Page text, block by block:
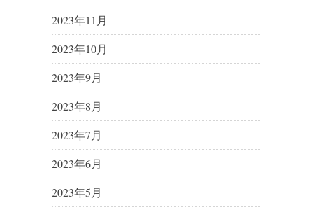
2023年11月
2023年10月
2023年9月
2023年8月
2023年7月
2023年6月
2023年5月